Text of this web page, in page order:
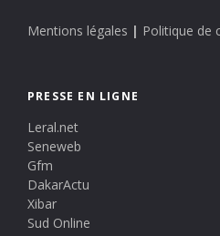
Mentions légales | Politique de
PRESSE EN LIGNE
Leral.net
Seneweb
Gfm
DakarActu
Xibar
Sud Online